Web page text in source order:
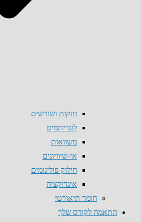
חזקות ושורשים
לוגריתמים
משוואות
אי-שיוויונים
חילוק פולינומים
אינדוקציה
חומר תיאורטי
התאמה לקורס שלך